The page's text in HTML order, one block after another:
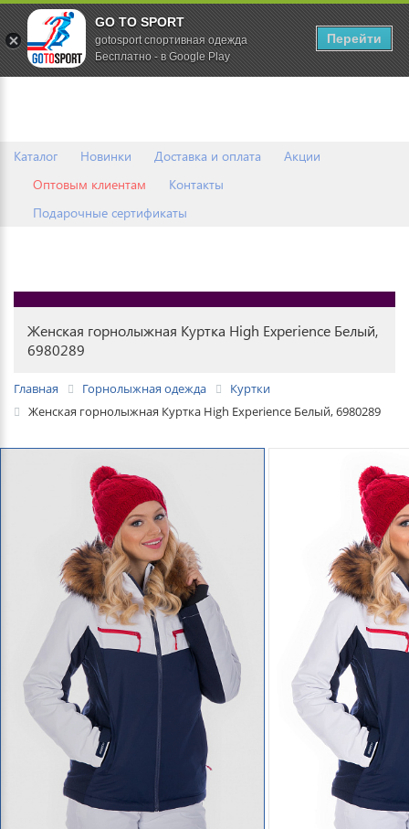
Каталог Новинки Доставка и оплата
Акции
Оптовым клиентам
Контакты
Подарочные сертификаты
0
Женская горнолыжная Куртка High Experience Белый,
6980289
Главная Горнолыжная одежда
Куртки
Женская горнолыжная Куртка High Experience Белый, 6980289
GO TO SPORT
gotosport спортивная одежда
Бесплатно - в Google Play
Перейти